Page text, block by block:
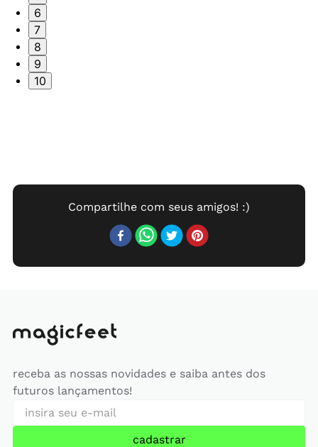
6
7
8
9
10
receba as nossas novidades e saiba antes dos
futuros lançamentos!
cadastrar